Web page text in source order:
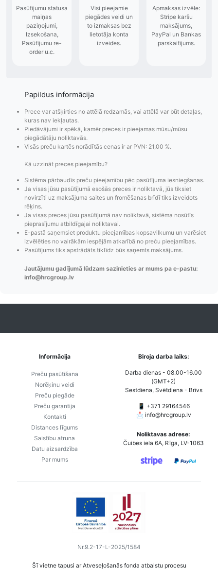
Pasūtījumu statusa
paziņojumi,
Izsekošana,
order u.c.
Visi pieejamie
to izmaksas bez
Papildus informācija
Prece var atšķirties no attēlā redzamās, vai attēlā var būt detaļas,
kuras nav iekļautas.
Piedāvājumi ir spēkā, kamēr preces ir pieejamas mūsu/mūsu
piegādātāju noliktavās.
Visās preču kartēs norādītās cenas ir ar PVN: 21,00 %.
Kā uzzināt preces pieejamību?
Sistēma pārbaudīs preču pieejamību pēc pasūtījuma iesniegšanas.
Ja visas jūsu pasūtījumā esošās preces ir noliktavā, jūs tiksiet
novirzīti uz maksājuma saites un fromēšanas brīdī tiks izveidots
rēķins.
Ja visas preces jūsu pasūtījumā nav noliktavā, sistēma nosūtīs
pieprasījumu atbildīgajai noliktavai.
E-pastā saņemsiet produktu pieejamības kopsavilkumu un varēsiet
izvēlēties no vairākām iespējām atkarībā no preču pieejamības.
Pasūtījums tiks apstrādāts tiklīdz būs saņemts maksājums.
Jautājumu gadījumā lūdzam sazinieties ar mums pa e-pastu:
info@hrcgroup.lv
Informācija
Preču pasūtīšana
Norēķinu veidi
Preču piegāde
Preču garantija
Kontakti
Distances līgums
Saistību atruna
Datu aizsardzība
Par mums
Biroja darba laiks:
Darba dienas - 08.00-16.00
(GMT+2)
Sestdiena, Svētdiena - Brīvs
📱 +371 29164546
📩 info@hrcgroup.lv
Noliktavas adrese:
Čuibes iela 6A, Rīga, LV-1063
Nr.9.2-17-L-2025/1584
Šī vietne tapusi ar Atveseļošanās fonda atbalstu procesu